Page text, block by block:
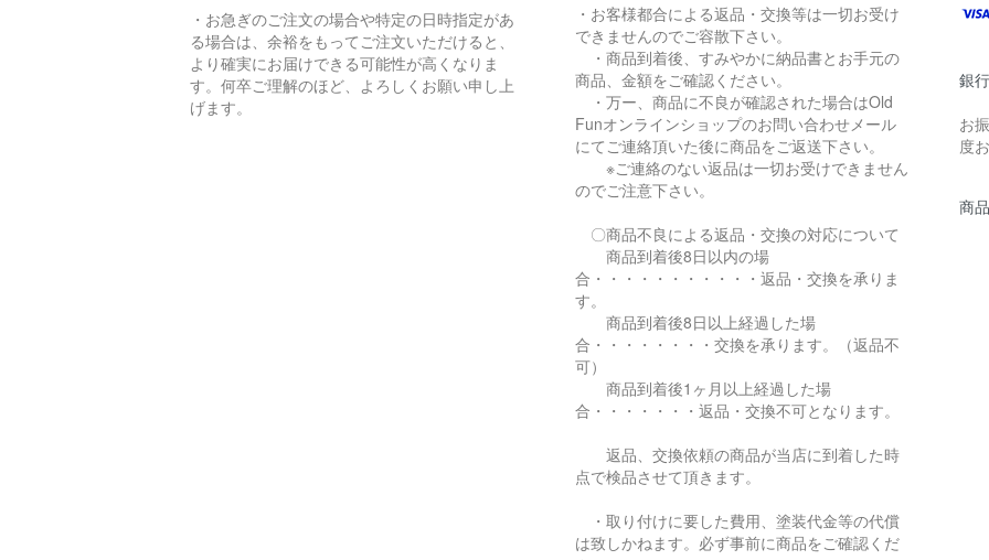
・お急ぎのご注文の場合や特定の日時指定があ
る場合は、余裕をもってご注文いただけると、
より確実にお届けできる可能性が高くなりま
す。何卒ご理解のほど、よろしくお願い申し上
げます。
・お客様都合による返品・交換等は一切お受け
できませんのでご容散下さい。
・商品到着後、すみやかに納品書とお手元の
商品、金額をご確認ください。
・万ー、商品に不良が確認された場合はOld
Funオンラインショップのお問い合わせメール
にてご連絡頂いた後に商品をご返送下さい。
※ご連絡のない返品は一切お受けできません
のでご注意下さい。
〇商品不良による返品・交換の対応について
商品到着後8日以内の場
合・・・・・・・・・・・返品・交換を承りま
す。
商品到着後8日以上経過した場
合・・・・・・・・交換を承ります。（返品不
可）
商品到着後1ヶ月以上経過した場
合・・・・・・・返品・交換不可となります。
返品、交換依頼の商品が当店に到着した時
点で検品させて頂きます。
・取り付けに要した費用、塗装代金等の代償
は致しかねます。必ず事前に商品をご確認くだ
銀
お
度
商